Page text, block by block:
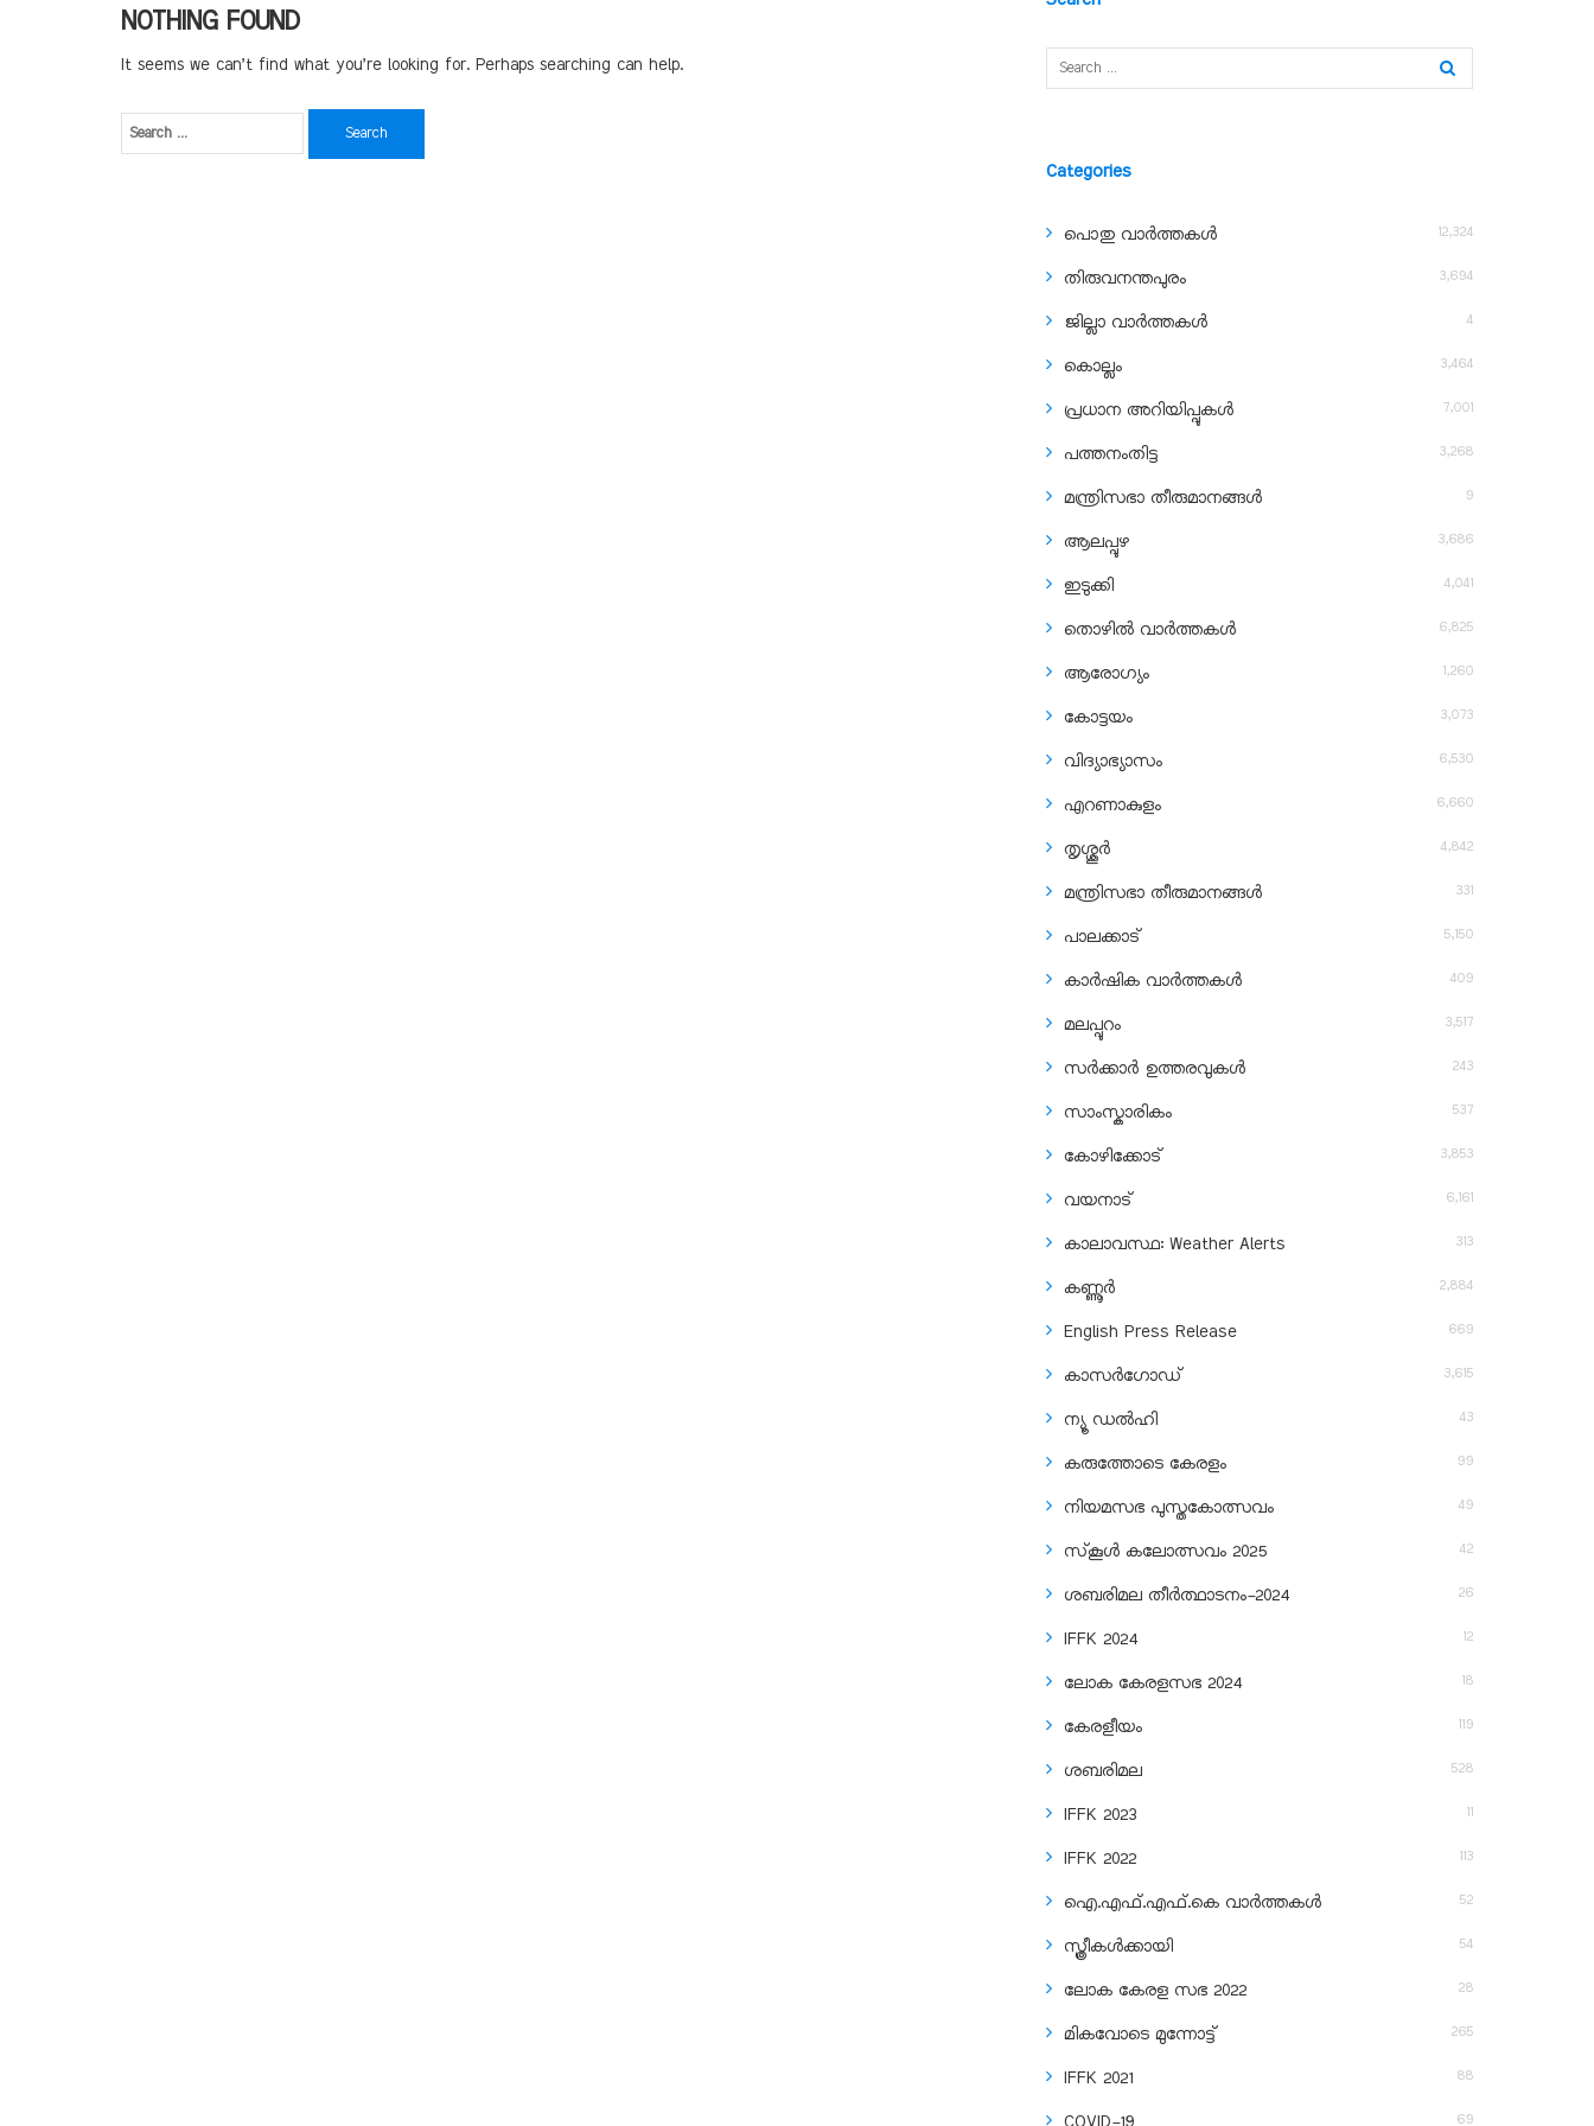
NOTHING FOUND
It seems we can’t find what you’re looking for. Perhaps searching can help.
Categories
പൊതു വാർത്തകൾ 12,324
തിരുവനന്തപുരം 3,694
ജില്ലാ വാർത്തകൾ 4
കൊല്ലം 3,464
പ്രധാന അറിയിപ്പുകൾ 7,001
പത്തനംതിട്ട 3,268
മന്ത്രിസഭാ തീരുമാനങ്ങൾ 9
ആലപ്പുഴ 3,686
ഇടുക്കി 4,041
തൊഴിൽ വാർത്തകൾ 6,825
ആരോഗ്യം 1,260
കോട്ടയം 3,073
വിദ്യാഭ്യാസം 6,530
എറണാകുളം 6,660
തൃശ്ശൂർ 4,842
മന്ത്രിസഭാ തീരുമാനങ്ങൾ 331
പാലക്കാട് 5,150
കാർഷിക വാർത്തകൾ 409
മലപ്പുറം 3,517
സർക്കാർ ഉത്തരവുകൾ 243
സാംസ്കാരികം 537
കോഴിക്കോട് 3,853
വയനാട് 6,161
കാലാവസ്ഥ: Weather Alerts 313
കണ്ണൂർ 2,884
English Press Release 669
കാസർഗോഡ് 3,615
ന്യൂ ഡൽഹി 43
കരുത്തോടെ കേരളം 99
നിയമസഭ പുസ്തകോത്സവം 49
സ്‌കൂൾ കലോത്സവം 2025 42
ശബരിമല തീര്‍ത്ഥാടനം-2024 26
IFFK 2024 12
ലോക കേരളസഭ 2024 18
കേരളീയം 119
ശബരിമല 528
IFFK 2023 11
IFFK 2022 113
ഐ.എഫ്.എഫ്.കെ വാർത്തകൾ 52
സ്ത്രീകൾക്കായി 54
ലോക കേരള സഭ 2022 28
മികവോടെ മുന്നോട്ട് 265
IFFK 2021 88
69